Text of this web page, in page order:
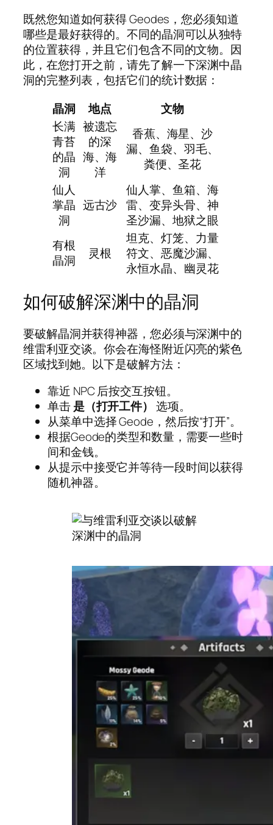
既然您知道如何获得 Geodes，您必须知道
哪些是最好获得的。不同的晶洞可以从独特
的位置获得，并且它们包含不同的文物。因
此，在您打开之前，请先了解一下深渊中晶
洞的完整列表，包括它们的统计数据：
晶洞
地点
文物
长满
青苔
的晶
洞
被遗忘
的深
海、海
洋
香蕉、海星、沙
漏、鱼袋、羽毛、
粪便、圣花
仙人
掌晶
洞
远古沙
仙人掌、鱼箱、海
雷、变异头骨、神
圣沙漏、地狱之眼
有根
晶洞
灵根
坦克、灯笼、力量
符文、恶魔沙漏、
永恒水晶、幽灵花
如何破解深渊中的晶洞
要破解晶洞并获得神器，您必须与深渊中的
维雷利亚交谈。你会在海怪附近闪亮的紫色
区域找到她。以下是破解方法：
靠近 NPC 后按交互按钮。
单击是（打开工件） 选项。
从菜单中选择 Geode，然后按“打开”。
根据Geode的类型和数量，需要一些时
间和金钱。
从提示中接受它并等待一段时间以获得
随机神器。